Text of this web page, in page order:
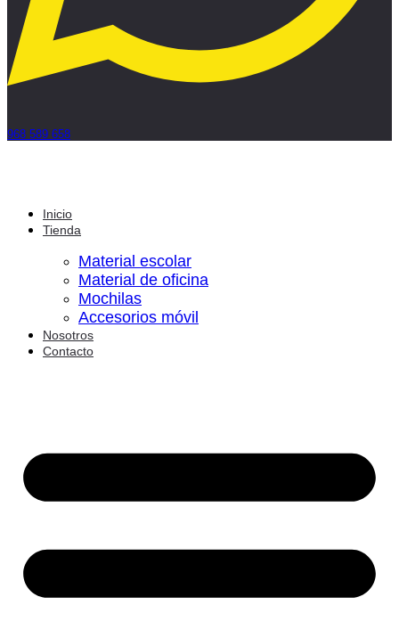
968 589 658
Inicio
Tienda
Material escolar
Material de oficina
Mochilas
Accesorios móvil
Nosotros
Contacto